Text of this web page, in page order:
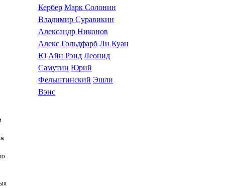
Кербер Марк Солонин
Владимир Суравикин
Александр Никонов
Алекс Гольдфарб Ли Куан
Ю Айн Рэнд Леонид
Самутин Юрий
Фельштинский Эшли
Вэнс